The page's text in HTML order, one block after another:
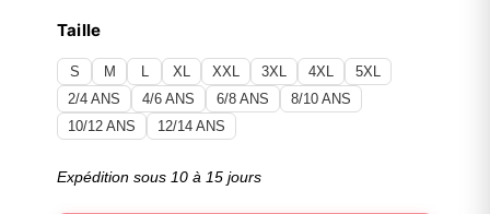
Taille
S M L XL XXL 3XL 4XL
5XL
2/4 ANS
4/6 ANS 6/8 ANS
8/10 ANS
10/12 ANS
12/14 ANS
Expédition sous 10 à 15 jours